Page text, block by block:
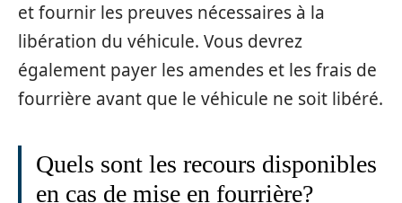
et fournir les preuves nécessaires à la
libération du véhicule. Vous devrez
également payer les amendes et les frais de
fourrière avant que le véhicule ne soit libéré.
Quels sont les recours disponibles
en cas de mise en fourrière?